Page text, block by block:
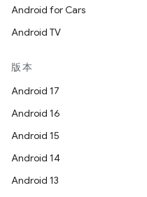
Android for Cars
Android TV
版本
Android 17
Android 16
Android 15
Android 14
Android 13